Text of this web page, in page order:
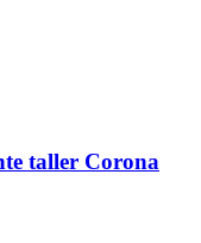
taller Corona